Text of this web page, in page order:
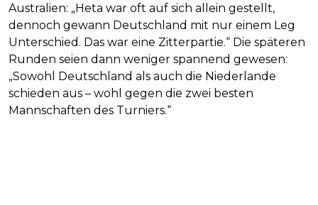
Australien: „Heta war oft auf sich allein gestellt,
dennoch gewann Deutschland mit nur einem Leg
Unterschied. Das war eine Zitterpartie.“ Die späteren
Runden seien dann weniger spannend gewesen:
„Sowohl Deutschland als auch die Niederlande
schieden aus – wohl gegen die zwei besten
Mannschaften des Turniers.“